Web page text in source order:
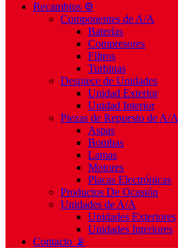
Recambios ⚙️
Componentes de A/A
Baterías
Compresores
Filtros
Turbinas
Despiece de Unidades
Unidad Exterior
Unidad Interior
Piezas de Repuesto de A/A
Aspas
Bombas
Lamas
Motores
Placas Electrónicas
Productos De Ocasión
Unidades de A/A
Unidades Exteriores
Unidades Interiores
Contacto 📡